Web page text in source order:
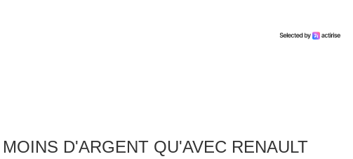
D'ARGENT QU'AVEC RENAULT